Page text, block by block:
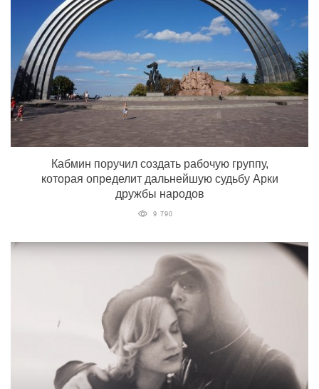
Кабмин поручил создать рабочую группу,
которая определит дальнейшую судьбу Арки
дружбы народов
9 790